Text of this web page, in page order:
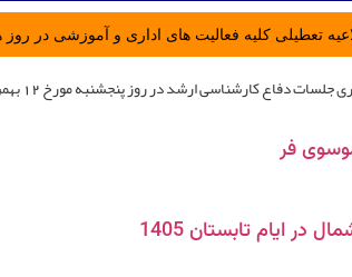
تعطیلی کلیه فعالیت های اداری و آموزشی در روز های چهارشنبه
دفاع کارشناسی ارشد در روز پنجشنبه مورخ ۱۲ بهمن ۱۴۰۲
فر
ایام تابستان 1405